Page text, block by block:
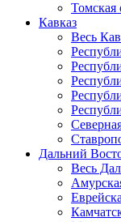
Томская
Кавказ
Весь
Дальний
Весь